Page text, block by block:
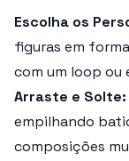
Escolha os
figuras em
com um loop
Arraste e Solte:
empilhando
composições